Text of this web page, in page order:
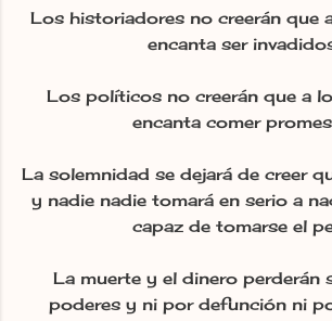
Los historiadores no creerán que
encanta ser
Los políticos no creerán que a
encanta comer
La solemnidad se dejará de creer
y nadie nadie tomará en serio a
capaz de tomarse el
La muerte y el dinero perderán
poderes y ni por defunción ni